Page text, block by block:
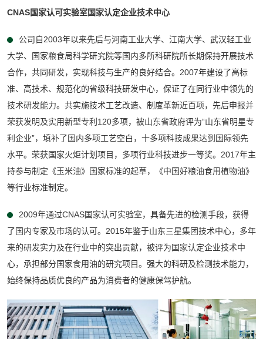
CNAS国家认可实验室国家认定企业技术中心
公司自2003年以来先后与河南工业大学、江南大学、武汉轻工业
大学、国家粮食局科学研究院等国内多所科研院所长期保持开展技术
合作，共同研发，实现科技与生产的良好结合。2007年建设了高标
准、高技术、规范化的省级科技研发中心，保证了在同行业中领先的
技术研发能力。共实施技术工艺改造、制度革新近百项，先后申报并
荣获发明及实用新型专利120多项，被山东省政府评为“山东省明星专
利企业”，填补了国内多项工艺空白，十多项科技成果达到国际领先
水平。荣获国家火炬计划项目，多项行业科技进步一等奖。2017年主
持参与制定《玉米油》国家标准的起草，《中国好粮油食用植物油》
等行业标准制定。
2009年通过CNAS国家认可实验室，具备先进的检测手段，获得
了国内专家及市场的认可。2015年鉴于山东三星集团技术中心，多年
来的研发实力及在行业中的突出贡献，被评为国家认定企业技术中
心，承担部分国家食用油的研究项目。强大的科研及检测技术能力，
始终保持品质优良的产品为消费者的健康保驾护航。